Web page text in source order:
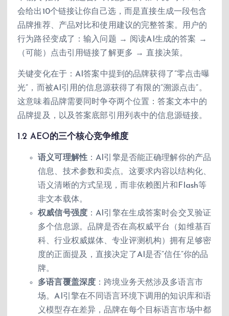
会给出10个链接让你自己选，而是直接生成一段包含
品牌推荐、产品对比和使用建议的完整答案。用户的
行为路径变成了：输入问题 → 阅读AI生成的答案 →
（可能）点击引用链接了解更多 → 直接决策。
关键变化在于：AI答案中提到的品牌获得了”零点击曝
光”，而被AI引用的信息源获得了有限的”溯源点击”。
这意味着品牌需要同时争夺两个位置：答案文本中的
品牌提及，以及答案底部引用列表中的信息源链接。
1.2 AEO的三个核心竞争维度
语义可理解性：AI引擎是否能正确理解你的产品
信息、技术参数和卖点。这要求内容以结构化、
语义清晰的方式呈现，而非依赖图片和Flash等
非文本载体。
权威信号强度：AI引擎在生成答案时会交叉验证
多个信息源。品牌是否在高权威平台（如维基百
科、行业权威媒体、专业评测机构）拥有足够密
度的正面提及，直接决定了AI是否”信任”你的品
牌。
多语言覆盖深度 ：跨境业务天然涉及多语言市
场。AI引擎在不同语言环境下调用的知识库和语
义模型存在差异，品牌在每个目标语言市场中都